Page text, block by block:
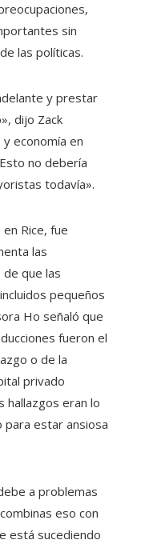
sin
las políticas.
y prestar
dijo Zack
economía en
no debería
todavía».
Rice, fue
las
que las
pequeños
Ho señaló que
fueron el
o de la
privado
hallazgos eran lo
estar ansiosa
a problemas
eso con
está sucediendo